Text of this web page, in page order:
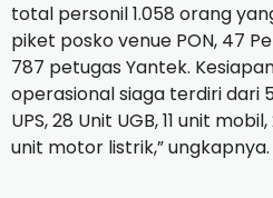
total personil 1.058 orang
piket posko venue PON, 47
787 petugas Yantek.
operasional siaga terdiri dari
UPS, 28 Unit UGB, 11 unit
unit motor listrik,” ungkapnya.